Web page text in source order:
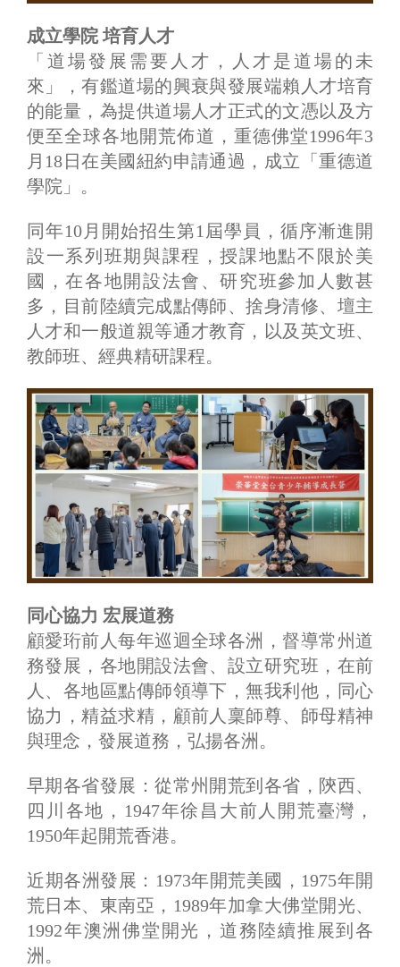
成立學院 培育人才
「道場發展需要人才，人才是道場的未
來」，有鑑道場的興衰與發展端賴人才培育
的能量，為提供道場人才正式的文憑以及方
便至全球各地開荒佈道，重德佛堂1996年3
月18日在美國紐約申請通過，成立「重德道
學院」。
同年10月開始招生第1屆學員，循序漸進開
設一系列班期與課程，授課地點不限於美
國，在各地開設法會、研究班參加人數甚
多，目前陸續完成點傳師、捨身清修、壇主
人才和一般道親等通才教育，以及英文班、
教師班、經典精研課程。
同心協力 宏展道務
顧愛珩前人每年巡迴全球各洲，督導常州道
務發展，各地開設法會、設立研究班，在前
人、各地區點傳師領導下，無我利他，同心
協力，精益求精，顧前人稟師尊、師母精神
與理念，發展道務，弘揚各洲。
早期各省發展：從常州開荒到各省，陝西、
四川各地，1947年徐昌大前人開荒臺灣，
1950年起開荒香港。
近期各洲發展：1973年開荒美國，1975年開
荒日本、東南亞，1989年加拿大佛堂開光、
1992年澳洲佛堂開光，道務陸續推展到各
洲。